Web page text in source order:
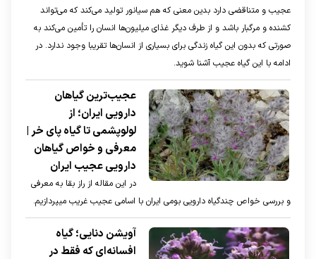
عجیب و متناقضی دارد بدین معنی که هم سیانور تولید می‌کند که می‌تواند
کشنده و مرگبار باشد و از طرف دیگر غذای میلیون‌ها انسان را تأمین می‌کند به
صورتی که بدون این گیاه زندگی برای بسیاری از انسان‌ها تقریبا وجود ندارد. در
ادامه با این گیاه عجیب آشنا شوید.
عجیب‌ترین گیاهان
دارویی ایران؛ از
لولوپشمی تا گیاه پای خر |
معرفی و خواص گیاهان
دارویی عجیب ایران
در این مقاله از راز بقا به معرفی
و بررسی خواص چندگیاه دارویی بومی ایران با اسامی عجیب غریب میپردازیم.
آویشن دنایی؛ گیاه
افسانه‌ای که فقط در